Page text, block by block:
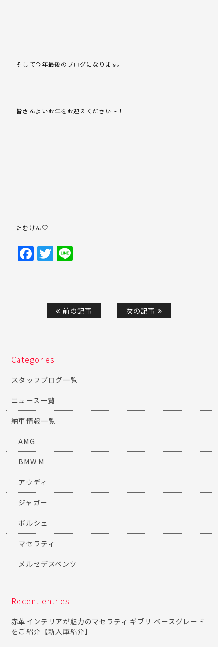
そして今年最後のブログになります。
皆さんよいお年をお迎えください～！
たむけん♡
Facebook
Twitter
前の記事 次の記事
Categories
スタッフブログ一覧
ニュース一覧
納車情報一覧
AMG
BMW M
アウディ
ジャガー
ポルシェ
マセラティ
メルセデスベンツ
Recent entries
赤革インテリアが魅力のマセラティ ギブリ ベースグレード
をご紹介【新入庫紹介】